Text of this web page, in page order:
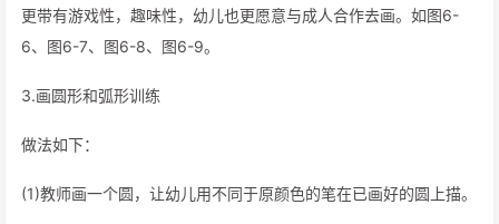
更带有游戏性，趣味性，幼儿也更愿意与成人合作去画。如图6-
6、图6-7、图6-8、图6-9。
3.画圆形和弧形训练
做法如下：
(1)教师画一个圆，让幼儿用不同于原颜色的笔在已画好的圆上描。